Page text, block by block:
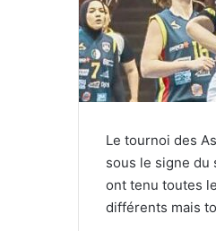
Le tournoi des
sous le signe
ont tenu toutes
différents mais